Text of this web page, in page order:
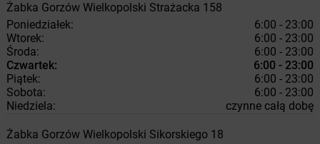
Żabka Gorzów Wielkopolski Strażacka 158
Poniedziałek:
6:00 - 23:00
Wtorek:
6:00 - 23:00
Środa:
6:00 - 23:00
Czwartek:
6:00 - 23:00
Piątek:
6:00 - 23:00
Sobota:
6:00 - 23:00
Niedziela:
czynne całą dobę
Żabka Gorzów Wielkopolski Sikorskiego 18